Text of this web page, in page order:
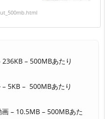
– 500MBあたり
5KB – 500MBあたり
– 10.5MB – 500MBあた